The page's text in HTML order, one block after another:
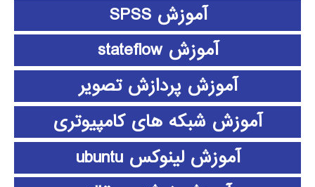
آموزش SPSS
آموزش stateflow
آموزش پردازش تصویر
آموزش شبکه های کامپیوتری
آموزش لینوکس ubuntu